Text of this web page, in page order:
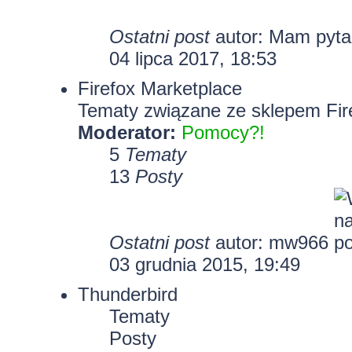
Ostatni postautor: Mam
04 lipca 2017, 18:53
Firefox Marketplace
Tematy związane ze sklepem
Moderator: Pomocy?!
5 Tematy
13 Posty
Ostatni postautor: mw966
03 grudnia 2015, 19:49
Thunderbird
Tematy
Posty